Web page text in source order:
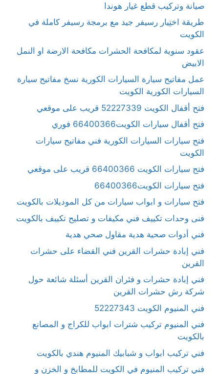
صيانة وتركيب قطع غيار هوندا
طريقة اختِيار رسيفر جيد مع برمجة رسيفر كاملة في
الكويت
عقود سنوية لمكافحة الحشرات مكافحة الارضة او النمل
الابيض
عمل مفاتيح سيارة السيارات الكورية نسخ مفاتيح سيارة
السيارات الكورية الكويت
فتح أقفال الكويت 52227339 قريب على موقعي
فتح أقفال سيارات الكويت66400366 فوري
فتح سيارات السيارات الكورية فني مفاتيح سيارات
الكويت
فتح سيارات الكويت 66400366 قريب على موقعي
فتح سيارات الكويت66400366
فتح سيارات و ابواب سيارات من كل الموديلات بالكويت
فنى وحدات تكييف فني مكيفات و تصليح تكييف بالكويت
فني أدوات صحية هدية مقاول صحي هدية
فني إبادة حشرات القرين فني القضاء على حشرات
القرين
فني إبادة حشرات و فئران القرين أسئلة شائعة حول
شركة رش حشرات القرين
فني المنيوم الكويت 52227343
فني المنيوم تركيب شترات ابواب للكراج و المصانع
بالكويت
فني تركيب ابواب و شبابيك المنيوم هندي بالكويت
فني تركيب المنيوم في الكويت للمطابخ و الخزن و